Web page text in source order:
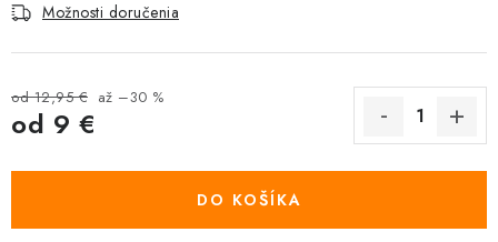
Možnosti doručenia
od 12,95 € až –30 %
od 9 €
DO KOŠÍKA